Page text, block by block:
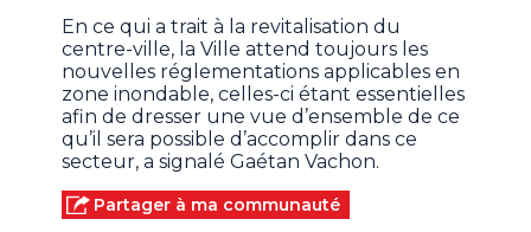
En ce qui a trait à la revitalisation du
centre-ville, la Ville attend toujours les
nouvelles réglementations applicables en
zone inondable, celles-ci étant essentielles
afin de dresser une vue d’ensemble de ce
qu’il sera possible d’accomplir dans ce
secteur, a signalé Gaétan Vachon.
Partager à ma communauté